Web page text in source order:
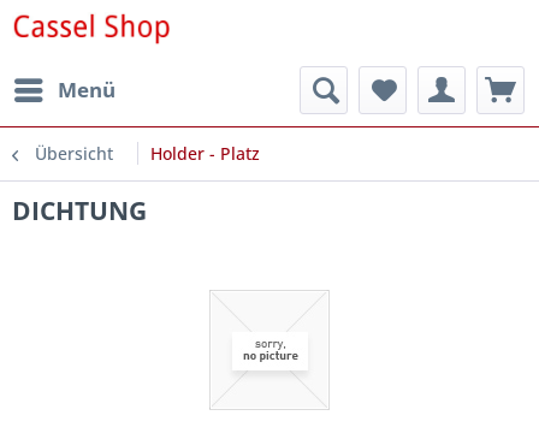
Menü
Übersicht Holder - Platz
DICHTUNG